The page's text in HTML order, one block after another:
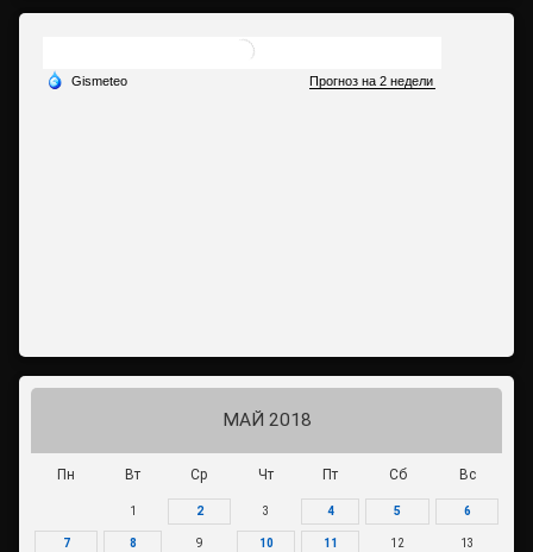
МАЙ 2018
Пн Вт Ср Чт Пт Сб Вс
1 2 3 4 5 6
7 8 9 10 11 12 13